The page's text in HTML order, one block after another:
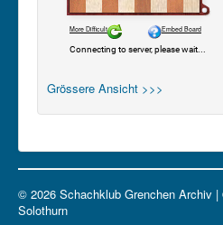
Grössere Ansicht >>>
© 2026 Schachklub Grenchen Archiv
Solothurn